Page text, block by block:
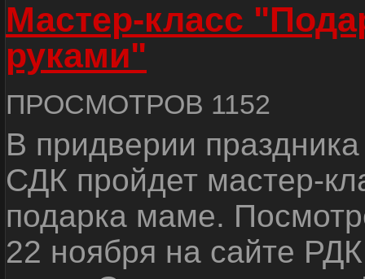
Мастер-класс
руками"
ПРОСМОТРОВ 1152
В придверии
СДК пройдет мастер-
подарка маме.
22 ноября на сайте